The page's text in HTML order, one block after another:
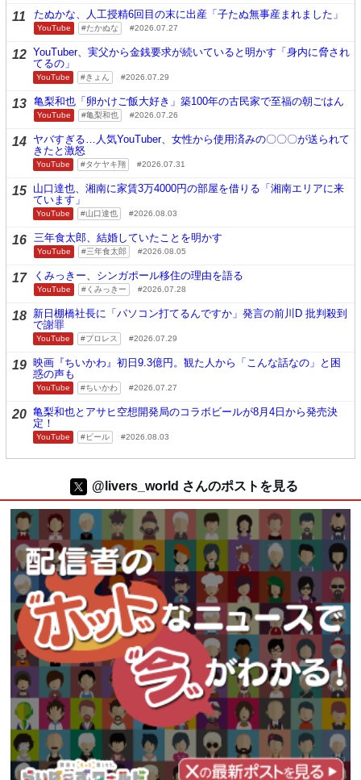
11 たぬかな、人工授精6回目の末に出産「子たぬ無事産まれました」
YouTube たかぬな 2026.07.27
12 YouTuber、実父から金銭要求が続いていると明かす「身内に脅され
てるの」
YouTube きょん 2026.07.29
13 亀梨和也「卵かけご飯大好き」築100年の古民家で至福の朝ごはん
YouTube 亀梨和也 2026.07.26
14 ヤバすぎる…人気YouTuber、女性から使用済みの〇〇〇が送られて
きたと激怒
YouTube タケヤキ翔 2026.07.31
15 山口達也、湘南に家賃3万4000円の部屋を借りる「湘南エリアに来
ています」
YouTube 山口達也 2026.08.03
16 三年食太郎、結婚していたことを明かす
YouTube 三年食太郎 2026.08.05
17 くみっきー、シンガポール移住の理由を語る
YouTube くみっきー 2026.07.28
18 新日棚橋社長に「パソコン打てるんですか」発言の前川D 批判殺到
で謝罪
YouTube プロレス 2026.07.29
19 映画『ちいかわ』初日9.3億円。観た人から「こんな話なの」と困
惑の声も
YouTube ちいかわ 2026.07.27
20 亀梨和也とアサヒ空想開発局のコラボビールが8月4日から発売決
定！
YouTube ビール 2026.08.03
@livers_world さんのポストを見る